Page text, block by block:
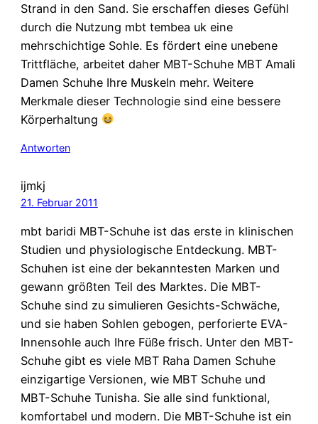
Strand in den Sand. Sie erschaffen dieses Gefühl
durch die Nutzung mbt tembea uk eine
mehrschichtige Sohle. Es fördert eine unebene
Trittfläche, arbeitet daher MBT-Schuhe MBT Amali
Damen Schuhe Ihre Muskeln mehr. Weitere
Merkmale dieser Technologie sind eine bessere
Körperhaltung
Antworten
ijmkj
21. Februar 2011
mbt baridi MBT-Schuhe ist das erste in klinischen
Studien und physiologische Entdeckung. MBT-
Schuhen ist eine der bekanntesten Marken und
gewann größten Teil des Marktes. Die MBT-
Schuhe sind zu simulieren Gesichts-Schwäche,
und sie haben Sohlen gebogen, perforierte EVA-
Innensohle auch Ihre Füße frisch. Unter den MBT-
Schuhe gibt es viele MBT Raha Damen Schuhe
einzigartige Versionen, wie MBT Schuhe und
MBT-Schuhe Tunisha. Sie alle sind funktional,
komfortabel und modern. Die MBT-Schuhe ist ein